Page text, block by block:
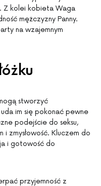
Z kolei kobieta Waga
mężczyzny Panny.
na wzajemnym
stworzyć
im się pokonać pewne
podejście do seksu,
zmysłowość. Kluczem do
i gotowość do
przyjemność z